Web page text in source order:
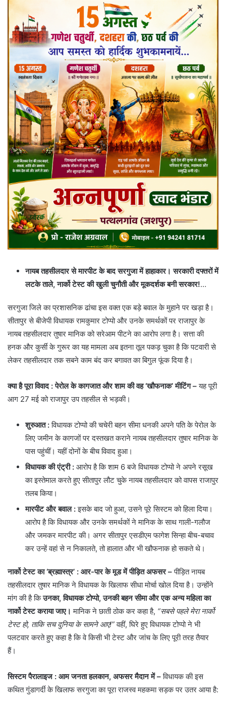
नायब तहसीलदार से मारपीट के बाद सरगुजा में हाहाकार। सरकारी दफ्तरों में
लटके ताले, नार्को टेस्ट की खुली चुनौती और मूकदर्शक बनी सरकार!…
​सरगुजा जिले का प्रशासनिक ढांचा इस वक्त एक बड़े बवाल के मुहाने पर खड़ा है।
सीतापुर से बीजेपी विधायक रामकुमार टोप्पो और उनके समर्थकों पर राजापुर के
नायब तहसीलदार तुषार मानिक को सरेआम पीटने का आरोप लगा है। सत्ता की
हनक और कुर्सी के गुरूर का यह मामला अब इतना तूल पकड़ चुका है कि पटवारी से
लेकर तहसीलदार तक सबने काम बंद कर बगावत का बिगुल फूंक दिया है।
क्या है पूरा विवाद : पेरोल के कागजात और शाम की वह ‘खौफनाक’ मीटिंग –यह पूरी
आग 27 मई को राजापुर उप तहसील से भड़की।
शुरुआत :विधायक टोप्पो की चचेरी बहन सीमा धनकी अपने पति के पेरोल के
लिए जमीन के कागजों पर दस्तखत कराने नायब तहसीलदार तुषार मानिक के
पास पहुंचीं। यहीं दोनों के बीच विवाद हुआ।
विधायक की एंट्री : आरोप है कि शाम 6 बजे विधायक टोप्पो ने अपने रसूख
का इस्तेमाल करते हुए सीतापुर लौट चुके नायब तहसीलदार को वापस राजापुर
तलब किया।
मारपीट और बवाल :इसके बाद जो हुआ, उसने पूरे सिस्टम को हिला दिया।
आरोप है कि विधायक और उनके समर्थकों ने मानिक के साथ गाली-गलौज
और जमकर मारपीट की। अगर सीतापुर एसडीएम फागेश सिन्हा बीच-बचाव
कर उन्हें वहां से न निकालते, तो हालात और भी खौफनाक हो सकते थे।
नार्को टेस्ट का ‘ब्रह्मास्त्र’ : आर-पार के मूड में पीड़ित अफसर –पीड़ित नायब
तहसीलदार तुषार मानिक ने विधायक के खिलाफ सीधा मोर्चा खोल दिया है। उन्होंने
मांग की है किउनका, विधायक टोप्पो, उनकी बहन सीमा और एक अन्य महिला का
नार्को टेस्ट कराया जाए। मानिक ने छाती ठोक कर कहा है, “सबसे पहले मेरा नार्को
टेस्ट हो, ताकि सच दुनिया के सामने आए!”वहीं, घिरे हुए विधायक टोप्पो ने भी
पलटवार करते हुए कहा है कि वे किसी भी टेस्ट और जांच के लिए पूरी तरह तैयार
हैं।
सिस्टम पैरालाइज : आम जनता हलकान, अफसर मैदान में –विधायक की इस
कथित गुंडागर्दी के खिलाफ सरगुजा का पूरा राजस्व महकमा सड़क पर उतर आया है: